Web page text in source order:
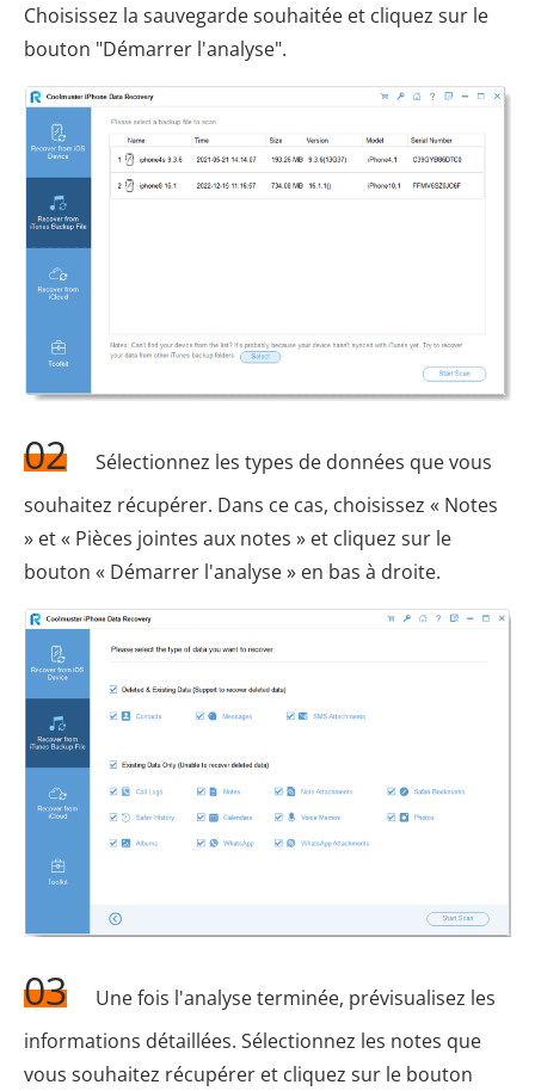
Choisissez la sauvegarde souhaitée et cliquez sur le
bouton "Démarrer l'analyse".
02
Sélectionnez les types de données que vous
souhaitez récupérer. Dans ce cas, choisissez « Notes
» et « Pièces jointes aux notes » et cliquez sur le
bouton « Démarrer l'analyse » en bas à droite.
03
Une fois l'analyse terminée, prévisualisez les
informations détaillées. Sélectionnez les notes que
vous souhaitez récupérer et cliquez sur le bouton